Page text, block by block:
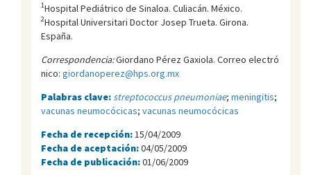
1Hospital Pediátrico de Sinaloa. Culiacán. México.
2Hospital Universitari Doctor Josep Trueta. Girona.
España.
Correspondencia:Giordano Pérez Gaxiola. Correo electró
nico: giordanoperez@hps.org.mx
Palabras clave: streptococcus pneumoniae; meningitis;
vacunas neumocócicas; vacunas neumocócicas
Fecha de recepción: 15/04/2009
Fecha de aceptación:04/05/2009
Fecha de publicación:01/06/2009